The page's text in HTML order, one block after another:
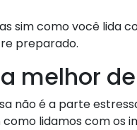
sim como você lida
preparado.
melhor
não é a parte
lidamos com os